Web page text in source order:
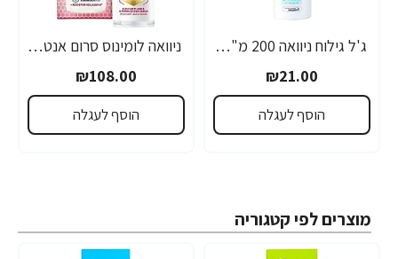
ג'ל גילוח ניוואה 200 מ"ל- מבית NIVEA
₪21.00
הוסף לעגלה
ניוואה לומינוס סרום אנטי אייג'ינג לטיפול בכתמים כהים 30 מ"ל - מבית NIVEA
₪108.00
הוסף לעגלה
מוצרים לפי קטגוריה